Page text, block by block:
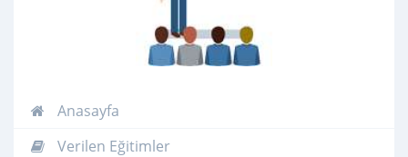
Anasayfa
Verilen Eğitimler